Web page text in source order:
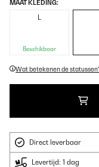
MAAT KLEDING:
L
Beschikbaar
Wat betekenen de
Direct leverbaar
Levertijd: 1 dag